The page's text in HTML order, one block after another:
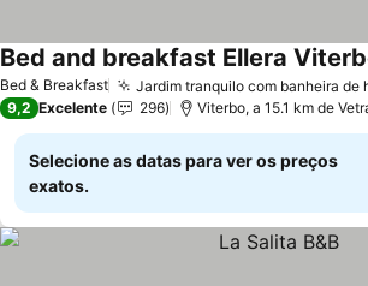
Bed & Breakfast Jardim tranquilo com banheira de
Bed and breakfast Ellera
9,2 Excelente 296 Viterbo, a 15.1 km de
Selecione as datas para ver os preços
exatos.